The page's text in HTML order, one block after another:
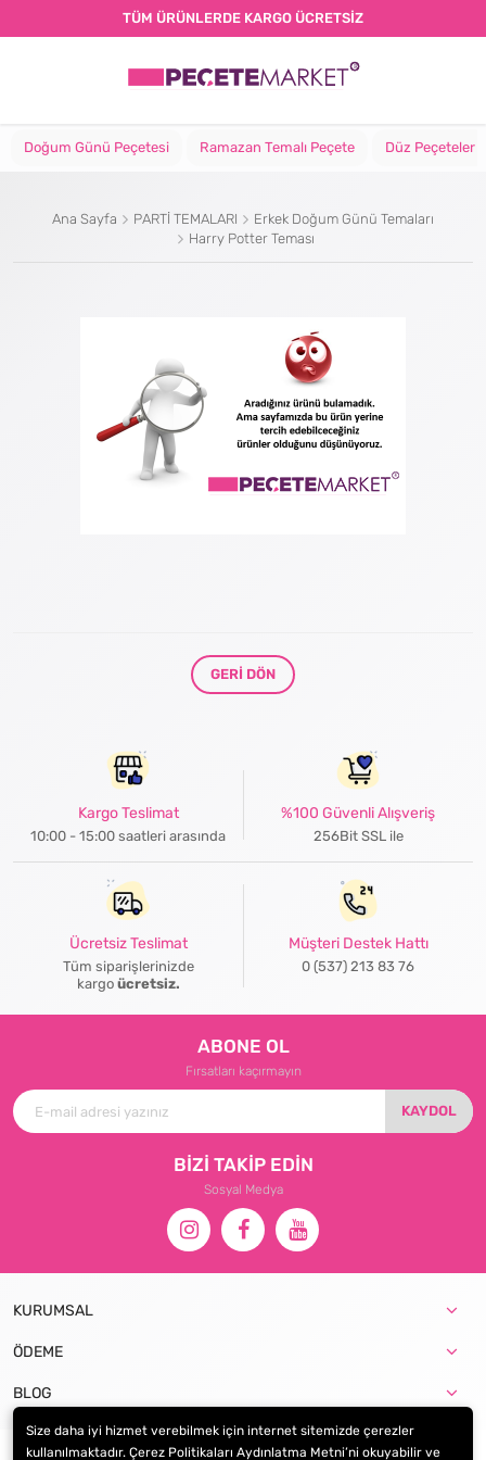
TÜM ÜRÜNLERDE KARGO ÜCRETSİZ
Doğum Günü Peçetesi Ramazan Temalı Peçete Düz Peçeteler
Ana Sayfa PARTİ TEMALARI
Erkek Doğum Günü Temaları
Harry Potter Teması
GERI DÖN
Kargo Teslimat
10:00 - 15:00 saatleri arasında
%100 Güvenli Alışveriş
256Bit SSL ile
Ücretsiz Teslimat
Tüm siparişlerinizde
kargo ücretsiz.
Müşteri Destek Hattı
0 (537) 213 83 76
ABONE OL
Fırsatları kaçırmayın
KAYDOL
BİZİ TAKİP EDİN
Sosyal Medya
KURUMSAL
ÖDEME
BLOG
Size daha iyi hizmet verebilmek için internet sitemizde çerezler
kullanılmaktadır. Çerez Politikaları Aydınlatma Metni’ni okuyabilir ve